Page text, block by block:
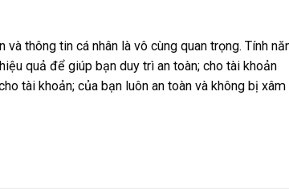
thông tin cá nhân là vô cùng quan trọng. Tính
quả để giúp bạn duy trì an toàn; cho tài khoản
tài khoản; của bạn luôn an toàn và không bị xâm